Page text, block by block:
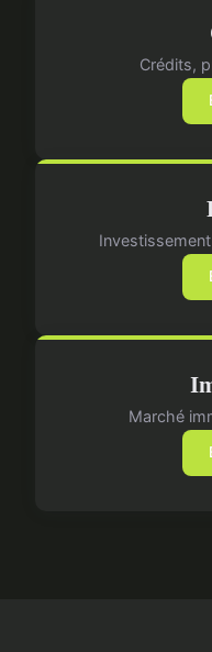
Crédits,
Marché